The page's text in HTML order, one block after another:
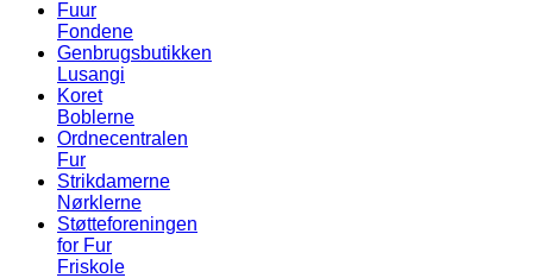
Fuur
Fondene
Genbrugsbutikken
Lusangi
Koret
Boblerne
Ordnecentralen
Fur
Strikdamerne
Nørklerne
Støtteforeningen
for Fur
Friskole